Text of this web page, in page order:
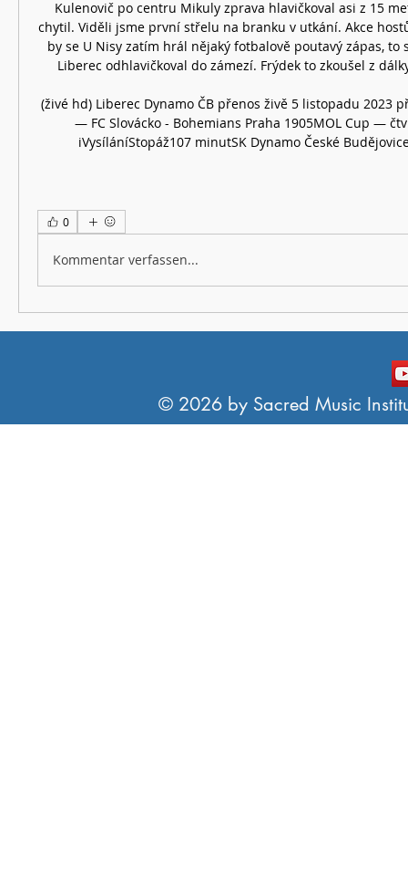
Kulenovič po centru Mikuly zprava hlavičkoval asi z 15
chytil. Viděli jsme první střelu na branku v utkání. Akce
by se U Nisy zatím hrál nějaký fotbalově poutavý zápas,
Liberec odhlavičkoval do zámezí. Frýdek to zkoušel z
(živé hd) Liberec Dynamo ČB přenos živě 5 listopadu 2023
— FC Slovácko - Bohemians Praha 1905MOL Cup —
iVysíláníStopáž107 minutSK Dynamo České
0
Kommentar verfassen...
© 2026 by Sacred Music